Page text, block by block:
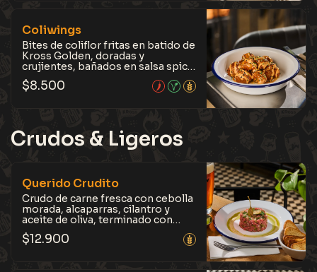
partir como corresponde.
Coliwings
Bites de coliflor fritas en batido de
Kross Golden, doradas y
crujientes, bañados en salsa spicy
koreana de la casa, con topping de
salsa Emmy vegana, decorado con
picante.
$8.500
Crudos & Ligeros
Querido Crudito
Crudo de carne fresca con cebolla
morada, alcaparras, cilantro y
aceite de oliva, terminado con
alcaparrones y dijonnaise.
Acompañado de crujientes
$12.900